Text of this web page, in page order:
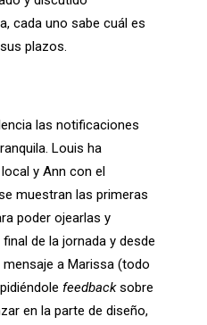
cada uno sabe cuál es
plazos.
las notificaciones
Louis ha
y Ann con el
muestran las primeras
poder ojearlas y
de la jornada y desde
mensaje a Marissa (todo
feedbacksobre
en la parte de diseño,